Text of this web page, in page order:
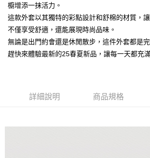
成交易。
3.實際核准額度、可分期數及費用金額請依後續交易
4.訂單成立30分鐘內，如未前往確認交易或遇審核未
消。如遇「轉專審核」未通過狀況，表示未達大哥付
法說明評估內容。
1.分期款項不併入電信帳單，「大哥付你分期」於每月
【注意事項】
買賣價金債權讓與本公司後，依約使用本公司帳單繳
全家取貨付款
每筆NT$60，滿NT$1,200(含以上)免運費
付款後全家取貨
每筆NT$60，滿NT$1,500(含以上)免運費
櫥增添一抹活力。
這款外套以其獨特的彩點設計和舒棉的材質，
不僅享受舒適，還能展現時尚品味。
無論是出門約會還是休閒散步，這件外套都是完
趕快來體驗最新的25春夏新品，讓每一天都充
詳細說明 商品規格